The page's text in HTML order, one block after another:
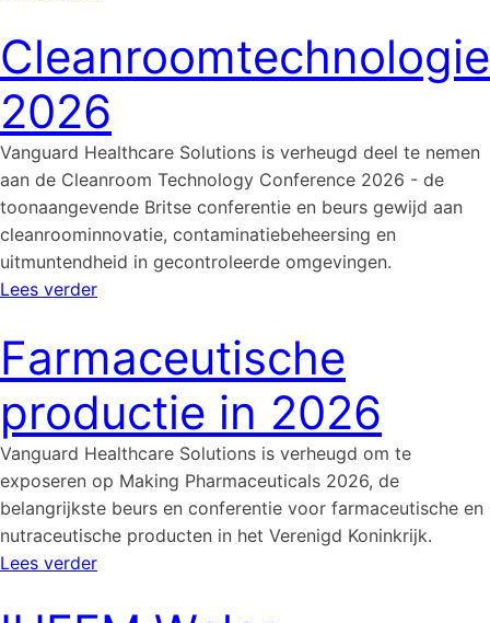
2026
Vanguard Healthcare Solutions is verheugd deel te nemen
aan de Cleanroom Technology Conference 2026 - de
toonaangevende Britse conferentie en beurs gewijd aan
cleanroominnovatie, contaminatiebeheersing en
uitmuntendheid in gecontroleerde omgevingen.
Lees verder
Farmaceutische
productie in 2026
Vanguard Healthcare Solutions is verheugd om te
exposeren op Making Pharmaceuticals 2026, de
belangrijkste beurs en conferentie voor farmaceutische en
nutraceutische producten in het Verenigd Koninkrijk.
Lees verder